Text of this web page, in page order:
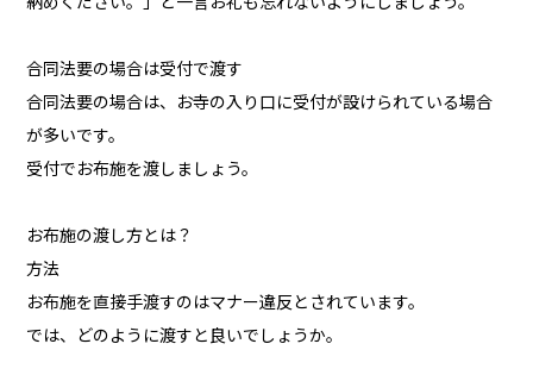
合同法要の場合は受付で渡す
合同法要の場合は、お寺の入り口に受付が設けられている場合
が多いです。
受付でお布施を渡しましょう。
お布施の渡し方とは？
方法
お布施を直接手渡すのはマナー違反とされています。
では、どのように渡すと良いでしょうか。